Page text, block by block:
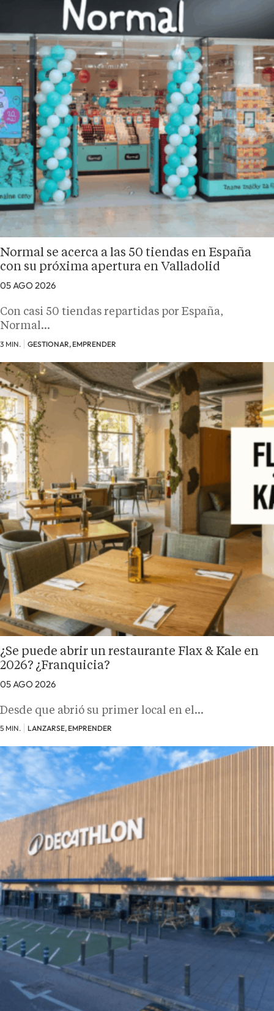
Normal se acerca a las 50 tiendas en España
con su próxima apertura en Valladolid
05 AGO 2026
Con casi 50 tiendas repartidas por España,
Normal…
3 MIN. GESTIONAR, EMPRENDER
¿Se puede abrir un restaurante Flax & Kale en
2026? ¿Franquicia?
05 AGO 2026
Desde que abrió su primer local en el…
5 MIN. LANZARSE, EMPRENDER